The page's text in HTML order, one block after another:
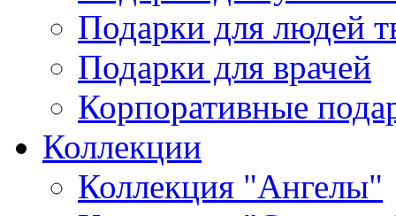
Подарки для людей
Подарки для врачей
Корпоративные
Коллекции
Коллекция "Ангелы"